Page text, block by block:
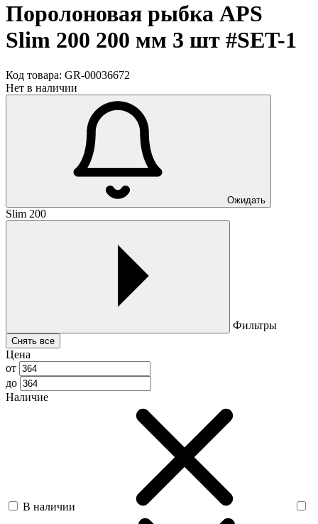
Поролоновая рыбка APS
Slim 200 200 мм 3 шт #SET-1
Код товара: GR-00036672
Нет в наличии
Ожидать
Slim 200
Фильтры
Снять все
Цена
от
до
Наличие
В наличии